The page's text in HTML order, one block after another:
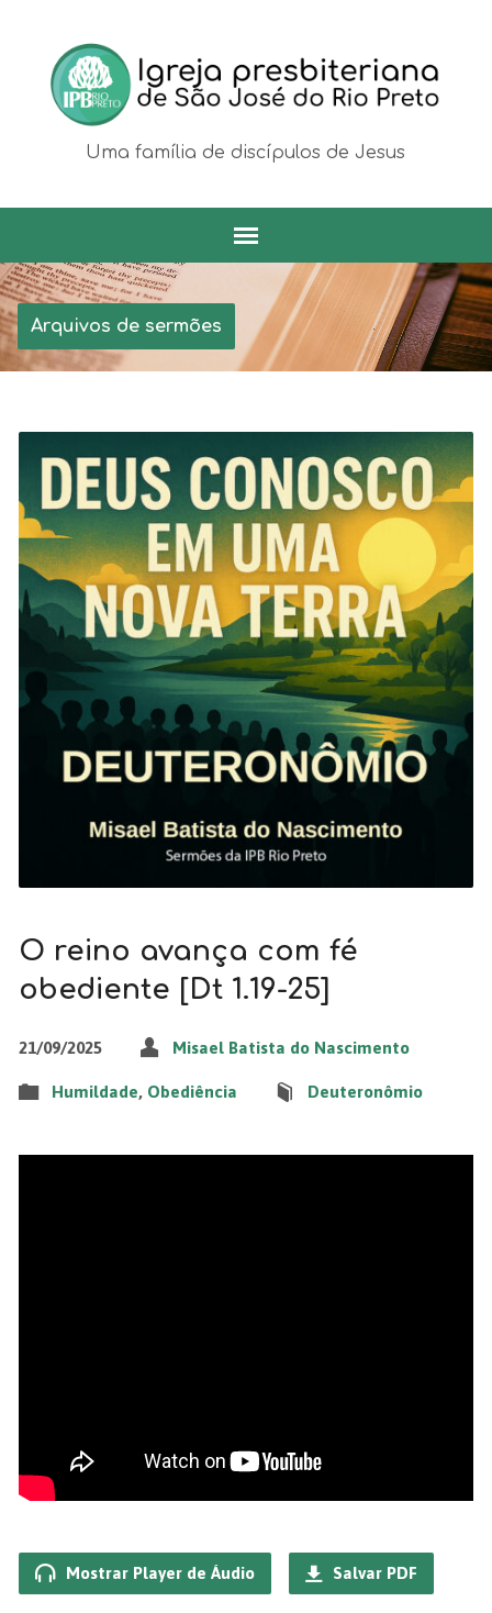
Uma família de discípulos de Jesus
Arquivos de sermões
O reino avança com fé
obediente [Dt 1.19-25]
21/09/2025 Misael Batista do Nascimento
Humildade, Obediência Deuteronômio
Mostrar Player de Áudio Salvar PDF